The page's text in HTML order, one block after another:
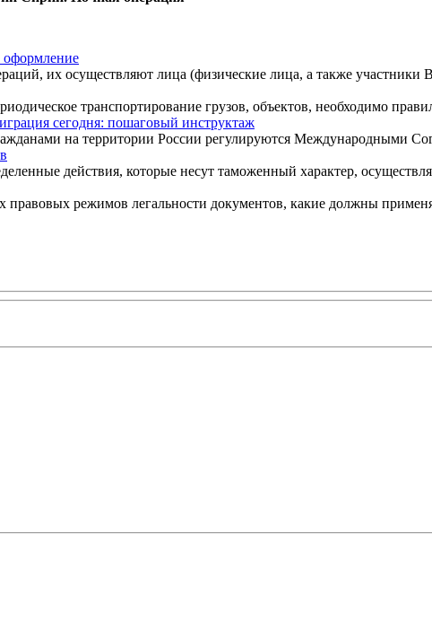
оформление
их осуществляют лица (физические лица, а также участники
транспортирование грузов, объектов, необходимо
сегодня: пошаговый инструктаж
на территории России регулируются Международными
действия, которые несут таможенный характер,
режимов легальности документов, какие должны